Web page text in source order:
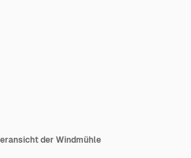
der Windmühle